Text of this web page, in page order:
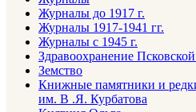
Журналы до 1917 г.
Журналы 1917-1941 гг.
Журналы с 1945 г.
Здравоохранение
Земство
Книжные памятники и
им. В .Я. Курбатова